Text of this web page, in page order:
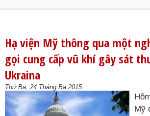
Hạ viện Mỹ thông qua một
gọi cung cấp vũ khí gây sát
Ukraina
Thứ Ba, 24 Tháng Ba 2015
Mỹ